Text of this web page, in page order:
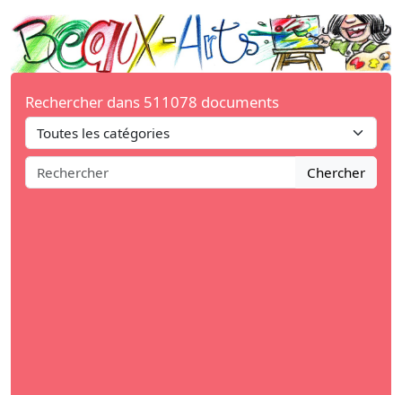
Rechercher dans 511078 documents
Chercher